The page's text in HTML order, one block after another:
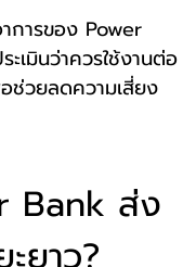
ารของ Power
เมินว่าควรใช้งานต่อ
ช่วยลดความเสี่ยง
Bank ส่ง